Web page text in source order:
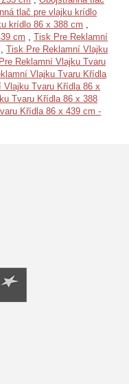
tlač pre vlajku krídlo
krídlo 86 x 388 cm
cm
Tisk Pre Reklamní
Tisk Pre Reklamní Vlajku
Reklamní Vlajku Tvaru
Vlajku Tvaru Křídla
Vlajku Tvaru Křídla 86 x
Tvaru Křídla 86 x 388
Křídla 86 x 439 cm -